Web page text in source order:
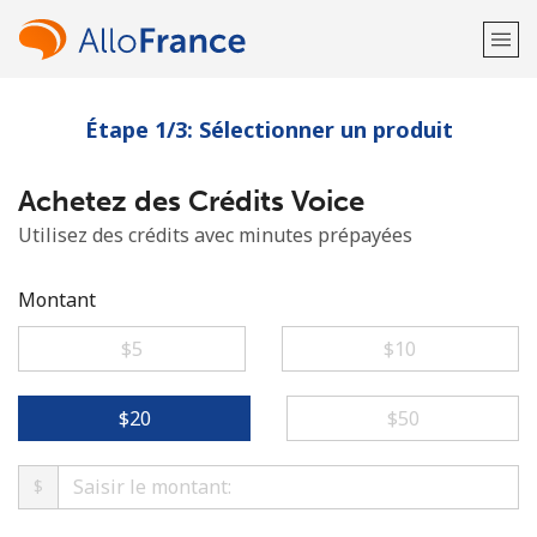
Bienvenue!
Vous avez déjà un compte?Connectez-vous →
Étape 1/3: Sélectionner un produit
Achetez des Crédits Voice
Utilisez des crédits avec minutes prépayées
Montant
⁦$5⁩
⁦$10⁩
⁦$20⁩ ⁦$50⁩
$